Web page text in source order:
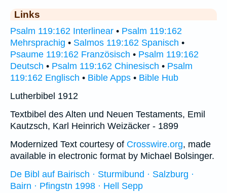
Links
Psalm 119:162 Interlinear • Psalm 119:162
Mehrsprachig • Salmos 119:162 Spanisch •
Psaume 119:162 Französisch • Psalm 119:162
Deutsch • Psalm 119:162 Chinesisch • Psalm
119:162 Englisch • Bible Apps • Bible Hub
Lutherbibel 1912
Textbibel des Alten und Neuen Testaments, Emil
Kautzsch, Karl Heinrich Weizäcker - 1899
Modernized Text courtesy of Crosswire.org, made
available in electronic format by Michael Bolsinger.
De Bibl auf Bairisch · Sturmibund · Salzburg ·
Bairn · Pfingstn 1998 · Hell Sepp